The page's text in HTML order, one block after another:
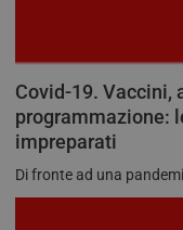
Covid-19. Vaccini,
programmazione:
impreparati
Di fronte ad una